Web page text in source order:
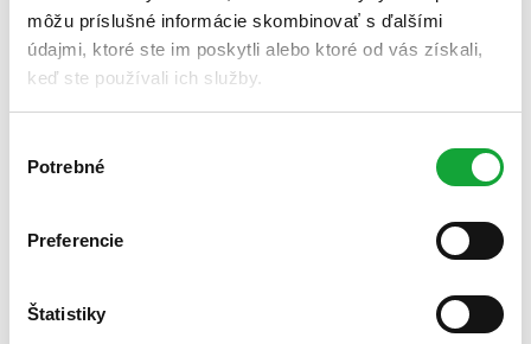
môžu príslušné informácie skombinovať s ďalšími
údajmi, ktoré ste im poskytli alebo ktoré od vás získali,
keď ste používali ich služby.
súhlasu
Potrebné
Preferencie
Štatistiky